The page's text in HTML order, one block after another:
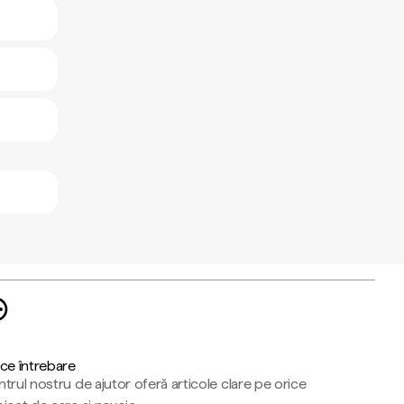
întrebare
nostru de ajutor oferă articole clare pe orice